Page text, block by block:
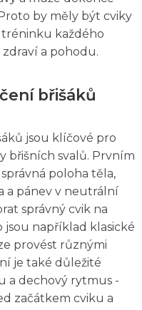
by měly být cviky
tréninku každého
zdraví a pohodu.
břišáků
jsou klíčové pro
břišních svalů. Prvním
poloha těla,
a pánev v neutrální
správný cvik na
jsou například klasické
provést různými
je také důležité
a dechový rytmus -
začátkem cviku a